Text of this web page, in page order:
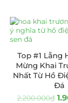
Top #1 Lẵng
Mừng Khai
Nhất Từ Hồ
Đá
2.200.000₫